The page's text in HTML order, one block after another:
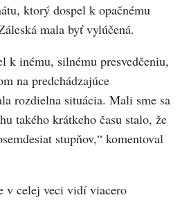
ktorý dospel k opačnému
mala byť vylúčená.
k inému, silnému presvedčeniu,
na predchádzajúce
rozdielna situácia. Mali sme sa
takého krátkeho času stalo, že
stupňov,“ komentoval
v celej veci vidí viacero